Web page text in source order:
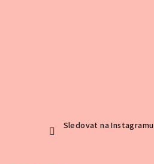
Sledovat na Instagramu